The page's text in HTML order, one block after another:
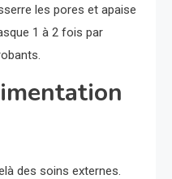
les pores et apaise
1 à 2 fois par
des soins externes.